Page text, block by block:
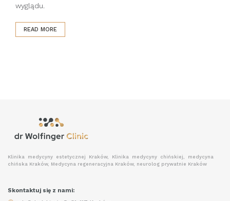
wyglądu.
READ MORE
Klinika medycyny estetycznej Kraków, Klinika medycyny chińskiej, medycyna
chińska Kraków, Medycyna regeneracyjna Kraków, neurolog prywatnie Kraków
Skontaktuj się z nami: